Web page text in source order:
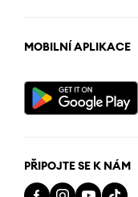
MOBILNÍ APLIKACE
PŘIPOJTE SE K NÁM